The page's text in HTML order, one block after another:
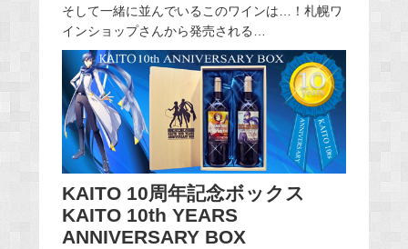
そして一緒に並んでいるこのワインは…！札幌ワ
インショップさんから発売される…
KAITO 10周年記念ボックス
KAITO 10th YEARS
ANNIVERSARY BOX